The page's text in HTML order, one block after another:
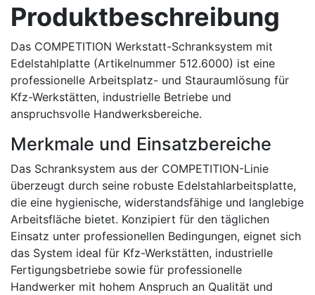
Produktbeschreibung
Das COMPETITION Werkstatt-Schranksystem mit
Edelstahlplatte (Artikelnummer 512.6000) ist eine
professionelle Arbeitsplatz- und Stauraumlösung für
Kfz-Werkstätten, industrielle Betriebe und
anspruchsvolle Handwerksbereiche.
Merkmale und Einsatzbereiche
Das Schranksystem aus der COMPETITION-Linie
überzeugt durch seine robuste Edelstahlarbeitsplatte,
die eine hygienische, widerstandsfähige und langlebige
Arbeitsfläche bietet. Konzipiert für den täglichen
Einsatz unter professionellen Bedingungen, eignet sich
das System ideal für Kfz-Werkstätten, industrielle
Fertigungsbetriebe sowie für professionelle
Handwerker mit hohem Anspruch an Qualität und